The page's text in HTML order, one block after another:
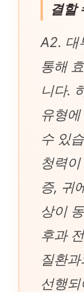
결할
A2. 대
통해
니다.
유형
수 있
청력
증, 귀
상이
후과
질환
선행